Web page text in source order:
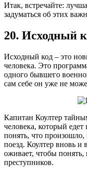
Итак, встречайте:
задуматься об этих
20. Исходный
Исходный код – это
человека. Это
одного бывшего
сам себе он уже не
Капитан Коултер
человека, который
понять, что
поезд. Коултер вновь и
оживает, чтобы понять,
преступников.